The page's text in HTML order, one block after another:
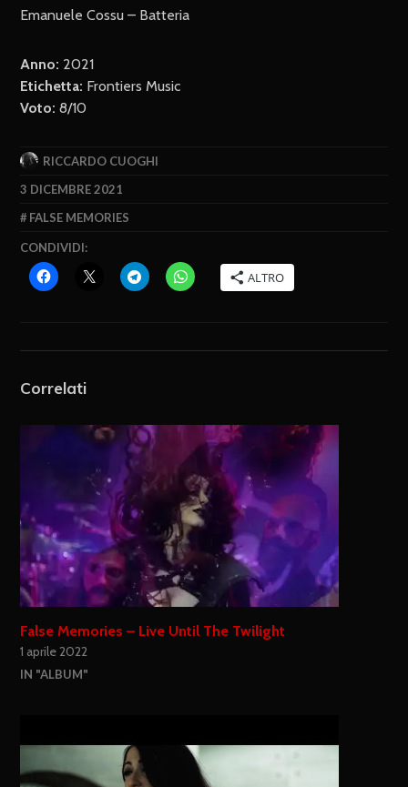
Emanuele Cossu – Batteria
Anno: 2021
Etichetta: Frontiers Music
Voto: 8/10
RICCARDO CUOGHI
3 DICEMBRE 2021
FALSE MEMORIES
CONDIVIDI:
ALTRO
Correlati
False Memories – Live Until The Twilight
1 aprile 2022
IN "ALBUM"